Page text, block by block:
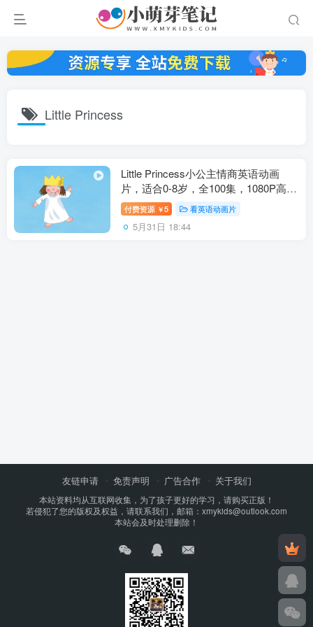
Little Princess
Little Princess小公主情商英语动画
片，适合0-8岁，全100集，1080P高清
视频带中英文字幕，百度云网盘下载
付费资源 ￥5 看英语动画片
5月31日 18:44
友链申请 免责声明 广告合作 关于我们
本站资料均从互联网收集，为了孩子更好的学习，请购买正版！
若侵犯了您的版权及权益，请联系我们，邮箱：xmykids@outlook.com
本站会及时处理删除！